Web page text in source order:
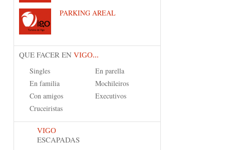
PARKING AREAL
QUE FACER EN VIGO...
Singles
En parella
En familia
Mochileiros
Con amigos
Executivos
Cruceiristas
VIGO
ESCAPADAS